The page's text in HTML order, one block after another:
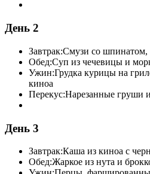
День 2
Завтрак:Смузи со шпинатом,
Обед:Суп из чечевицы и
Ужин:Грудка курицы на
киноа
Перекус:Нарезанные груши
День 3
Завтрак:Каша из киноа с
Обед:Жаркое из нута и